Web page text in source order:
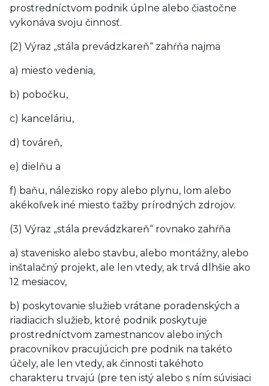
prostredníctvom podnik úplne alebo čiastočne
vykonáva svoju činnosť.
(2) Výraz „stála prevádzkareň“ zahŕňa najmä
a) miesto vedenia,
b) pobočku,
c) kanceláriu,
d) továreň,
e) dielňu a
f) baňu, nálezisko ropy alebo plynu, lom alebo
akékoľvek iné miesto ťažby prírodných zdrojov.
(3) Výraz „stála prevádzkareň“ rovnako zahŕňa
a) stavenisko alebo stavbu, alebo montážny, alebo
inštalačný projekt, ale len vtedy, ak trvá dlhšie ako
12 mesiacov,
b) poskytovanie služieb vrátane poradenských a
riadiacich služieb, ktoré podnik poskytuje
prostredníctvom zamestnancov alebo iných
pracovníkov pracujúcich pre podnik na takéto
účely, ale len vtedy, ak činnosti takéhoto
charakteru trvajú (pre ten istý alebo s ním súvisiaci